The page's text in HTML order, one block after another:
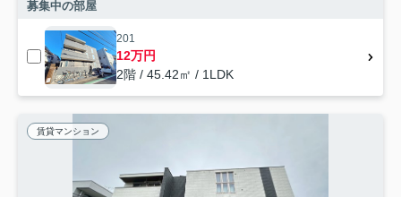
募集中の部屋
201
12万円
2階 / 45.42㎡ / 1LDK
賃貸マンション